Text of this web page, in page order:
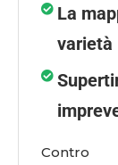
La
varietà
Contro